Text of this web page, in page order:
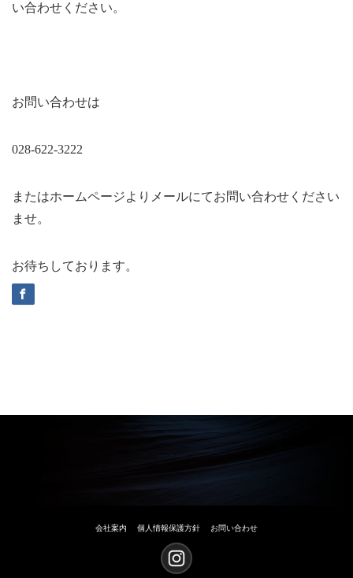
い合わせください。
お問い合わせは
028-622-3222
またはホームページよりメールにてお問い合わせください
ませ。
お待ちしております。
会社案内 個人情報保護方針 お問い合わせ